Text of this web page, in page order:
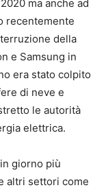
ma anche ad
recentemente
della
e Samsung in
era stato colpito
di neve e
le autorità
elettrica.
giorno più
altri settori come